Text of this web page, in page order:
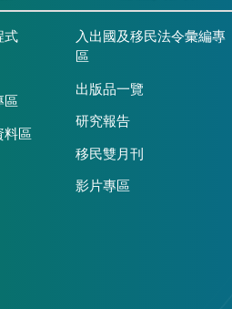
式
區
料區
入出國及移民法令彙編專
區
出版品一覽
研究報告
移民雙月刊
影片專區